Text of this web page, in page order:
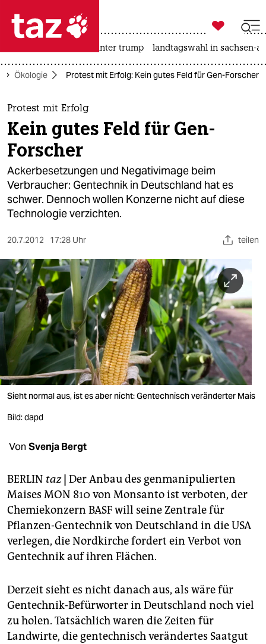
 taz zahl ich
taz zahl ich
themen
politik
öko
gesellschaft
kultur
sport
berlin
nord
wahrheit
verlag
verlag
veranstaltungen
shop
fragen & hilfe
abo
genossenschaft
epaper login

taz zahl ich
usa unter trump landtagswahl in sachsen-
Ökologie Protest mit Erfolg: Kein gutes Feld für Gen-Forscher
Protest mit Erfolg
Kein gutes Feld für Gen-
Forscher
Ackerbesetzungen und Negativimage beim
Verbraucher: Gentechnik in Deutschland hat es
schwer. Dennoch wollen Konzerne nicht auf diese
Technologie verzichten.
20.7.2012 17:28 Uhr teilen
Sieht normal aus, ist es aber nicht: Gentechnisch veränderter Mais
Bild: dapd
Von Svenja Bergt
BERLIN taz Der Anbau des genmanipulierten
Maises MON 810 von Monsanto ist verboten, der
Chemiekonzern BASF will seine Zentrale für
Pflanzen-Gentechnik von Deutschland in die USA
verlegen, die Nordkirche fordert ein Verbot von
Gentechnik auf ihren Flächen.
Derzeit sieht es nicht danach aus, als wäre für
Gentechnik-Befürworter in Deutschland noch viel
zu holen. Tatsächlich waren die Zeiten für
Landwirte, die gentechnisch verändertes Saatgut